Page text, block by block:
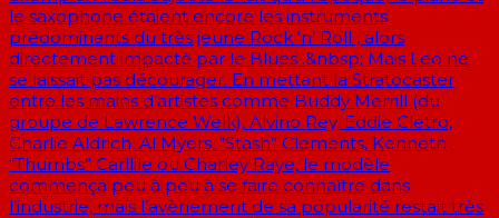
le saxophone étaient encore les instruments
prédominants du très jeune Rock ‘n’ Roll , alors
directement impacté par le Blues .&nbsp; Mais Leo ne
se laissait pas décourager. En mettant la Stratocaster
entre les mains d’artistes comme Buddy Merrill (du
groupe de Lawrence Welk), Alvino Rey, Eddie Cletro,
Charlie Aldrich, Al Myers, “Stash” Clements, Kenneth
“Thumbs” Carllile ou Charley Raye, le modèle
commença peu à peu à se faire connaître dans
l’industrie, mais l’avènement de sa popularité restait très